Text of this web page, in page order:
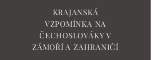
KRAJANSKÁ
VZPOMÍNKA NA
ČECHOSLOVÁKY V
ZÁMOŘÍ A ZAHRANIČÍ